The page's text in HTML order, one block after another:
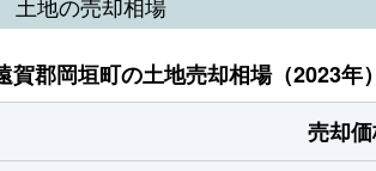
賀郡岡垣町の土地売却相場（2023年
売却